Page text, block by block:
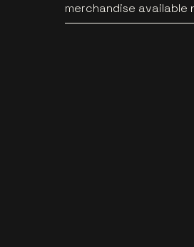
merchandise available